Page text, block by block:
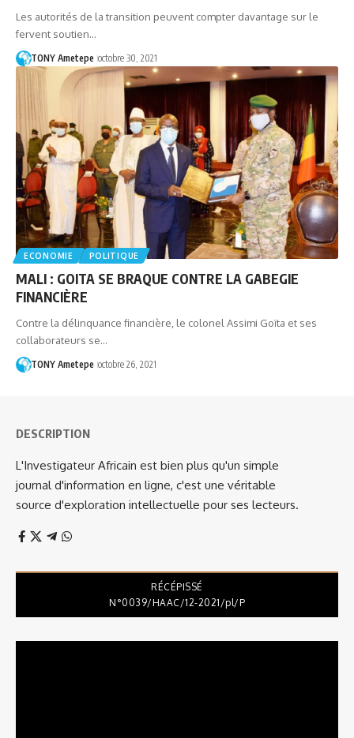
Les autorités de la transition peuvent compter davantage sur le
fervent soutien…
TONY Ametepe octobre 30, 2021
ECONOMIE POLITIQUE
MALI : GOITA SE BRAQUE CONTRE LA GABEGIE
FINANCIÈRE
Contre la délinquance financière, le colonel Assimi Goïta et ses
collaborateurs se…
TONY Ametepe octobre 26, 2021
DESCRIPTION
L'Investigateur Africain est bien plus qu'un simple
journal d'information en ligne, c'est une véritable
source d'exploration intellectuelle pour ses lecteurs.
RÉCÉPISSÉ
N°0039/HAAC/12-2021/pl/P